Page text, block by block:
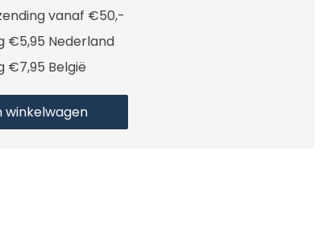
vanaf €50,-
€5,95 Nederland
€7,95 België
winkelwagen